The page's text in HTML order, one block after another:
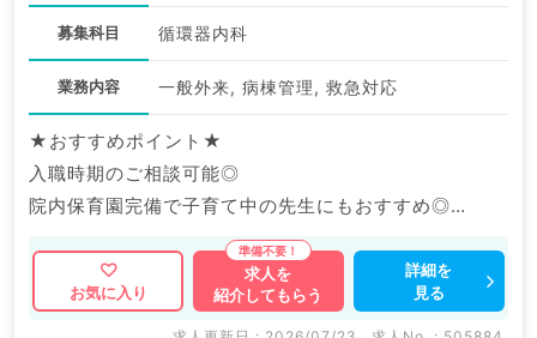
募集科目 循環器内科
業務内容 一般外来, 病棟管理, 救急対応
★おすすめポイント★
入職時期のご相談可能◎
院内保育園完備で子育て中の先生にもおすすめ◎
福利厚生充実の大手グループ病院でのご勤務です。
マイナビDOCTORでは病院やクリニックなどの医療機
お気に入り
求人を
紹介してもらう
詳細を
見る